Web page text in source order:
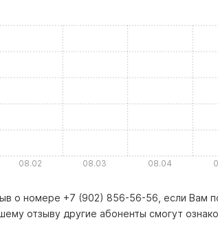
08.02 08.03 08.04
о номере +7 (902) 856-56-56, если Вам
отзыву другие абоненты смогут